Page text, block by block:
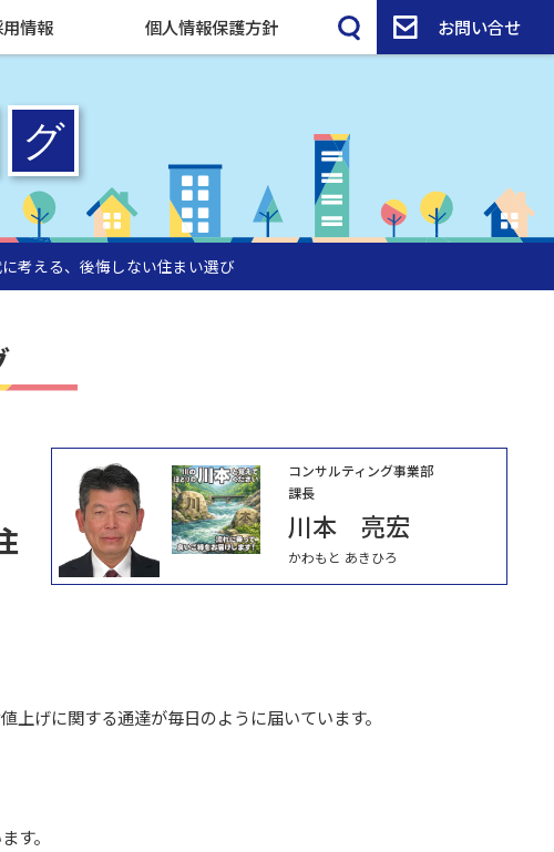
情報 個人情報保護方針 お問い合せ
える、後悔しない住まい選び
コンサルティング事業部
課長
川本 亮宏
かわもと あきひろ
げに関する通達が毎日のように届いています。
す。